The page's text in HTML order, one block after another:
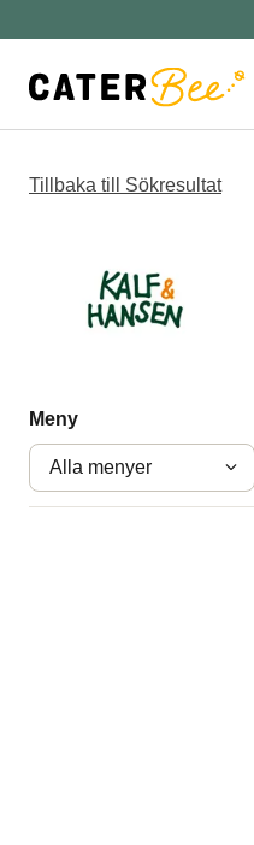
Tillbaka till Sökresultat
Meny
Alla menyer